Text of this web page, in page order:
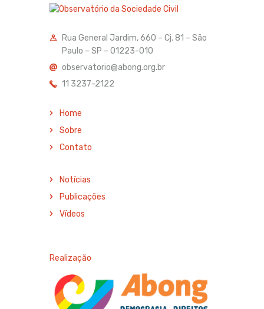
Rua General Jardim, 660 – Cj. 81 – São
Paulo – SP – 01223-010
observatorio@abong.org.br
11 3237-2122
Home
Sobre
Contato
Notícias
Publicações
Vídeos
Realização